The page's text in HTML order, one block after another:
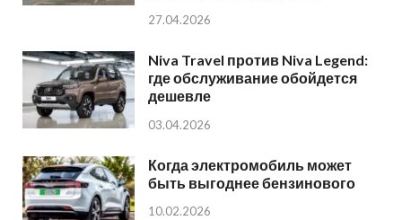
27.04.2026
Niva Travel против Niva Legend:
где обслуживание обойдется
дешевле
03.04.2026
Когда электромобиль может
быть выгоднее бензинового
10.02.2026